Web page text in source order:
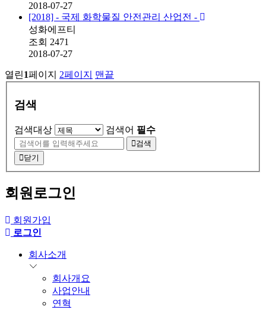
2018-07-27
[2018] - 국제 화학물질 안전관리 산업전 -
성화에프티
조회 2471
2018-07-27
열린1페이지 2페이지 맨끝
검색
검색대상 검색어 필수
검색
닫기
회원로그인
회원가입
로그인
회사소개
회사개요
사업안내
연혁